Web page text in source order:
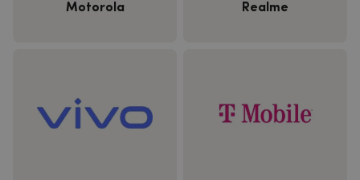
Motorola Realme